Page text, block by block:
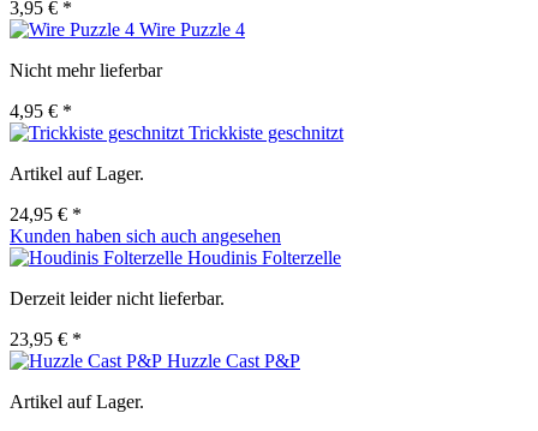
3,95 € *
Wire Puzzle 4
Nicht mehr lieferbar
4,95 € *
Trickkiste geschnitzt
Artikel auf Lager.
24,95 € *
Kunden haben sich auch angesehen
Houdinis Folterzelle
Derzeit leider nicht lieferbar.
23,95 € *
Huzzle Cast P&P
Artikel auf Lager.